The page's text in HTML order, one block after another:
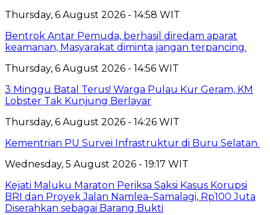
Thursday, 6 August 2026 - 14:58 WIT
Bentrok Antar Pemuda, berhasil diredam aparat
keamanan, Masyarakat diminta jangan terpancing.
Thursday, 6 August 2026 - 14:56 WIT
3 Minggu Batal Terus! Warga Pulau Kur Geram, KM
Lobster Tak Kunjung Berlayar
Thursday, 6 August 2026 - 14:26 WIT
Kementrian PU Survei Infrastruktur di Buru Selatan
Wednesday, 5 August 2026 - 19:17 WIT
Kejati Maluku Maraton Periksa Saksi Kasus Korupsi
BRI dan Proyek Jalan Namlea–Samalagi, Rp100 Juta
Diserahkan sebagai Barang Bukti